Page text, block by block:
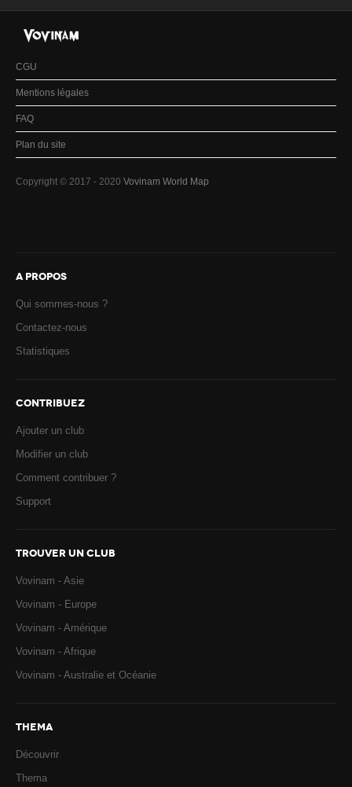
CGU
Mentions légales
FAQ
Plan du site
Copyright © 2017 - 2020 Vovinam World Map
A PROPOS
Qui sommes-nous ?
Contactez-nous
Statistiques
CONTRIBUEZ
Ajouter un club
Modifier un club
Comment contribuer ?
Support
TROUVER UN CLUB
Vovinam - Asie
Vovinam - Europe
Vovinam - Amérique
Vovinam - Afrique
Vovinam - Australie et Océanie
THEMA
Découvrir
Thema